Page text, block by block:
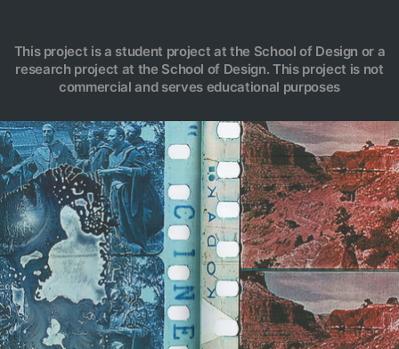
This project is a student project at the School of Design or a
research project at the School of Design. This project is not
commercial and serves educational purposes